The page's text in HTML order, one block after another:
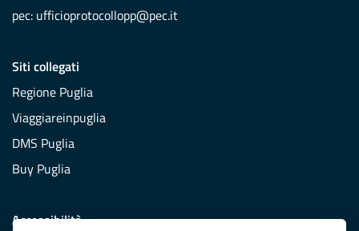
pec: ufficioprotocollopp@pec.it
Siti collegati
Regione Puglia
Viaggiareinpuglia
DMS Puglia
Buy Puglia
Accessibilità